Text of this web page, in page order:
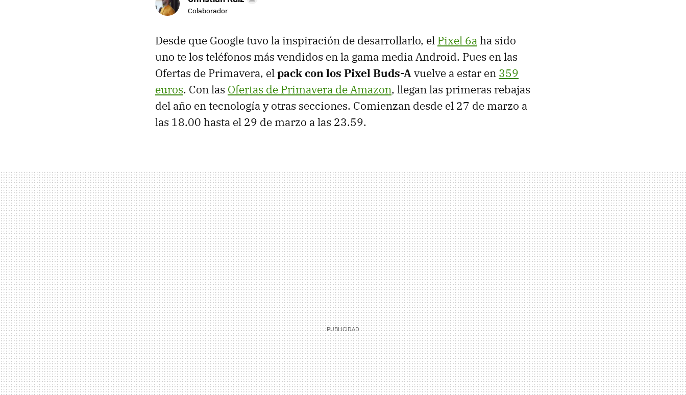
Colaborador
Desde que Google tuvo la inspiración de desarrollarlo, el Pixel 6aha sido
uno te los teléfonos más vendidos en la gama media Android. Pues en las
Ofertas de Primavera, elpack con los Pixel Buds-Avuelve a estar en 359
euros. Con las Ofertas de Primavera de Amazon, llegan las primeras rebajas
del año en tecnología y otras secciones. Comienzan desde el 27 de marzo a
las 18.00 hasta el 29 de marzo a las 23.59.